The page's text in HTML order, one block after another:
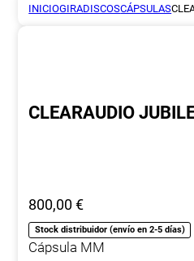
INICIOGIRADISCOSCÁPSULAS
CLEARAUDIO
800,00€
Stock distribuidor (envío en 2-5 días)
Cápsula MM